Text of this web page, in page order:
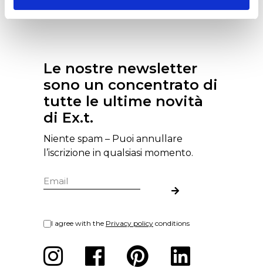
Le nostre newsletter
sono un concentrato di
tutte le ultime novità
di Ex.t.
Niente spam – Puoi annullare
l’iscrizione in qualsiasi momento.
I agree with the Privacy policy conditions